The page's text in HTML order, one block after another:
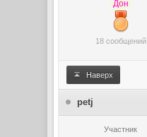
Дон
18 сообщений
Наверх
petj
Участник